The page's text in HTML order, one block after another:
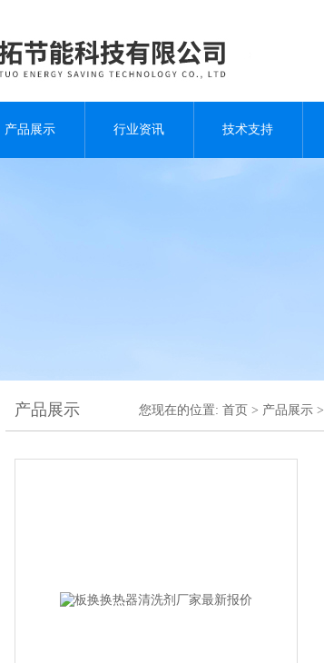
产品展示 行业资讯 技术支持
产品展示 您现在的位置: 首页 > 产品展示 >